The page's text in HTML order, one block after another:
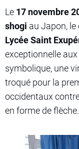
Le 17 novembre
shogi au Japon,
Lycée Saint
exceptionnelle
symbolique, une
troqué pour la
occidentaux
en forme de flèche.